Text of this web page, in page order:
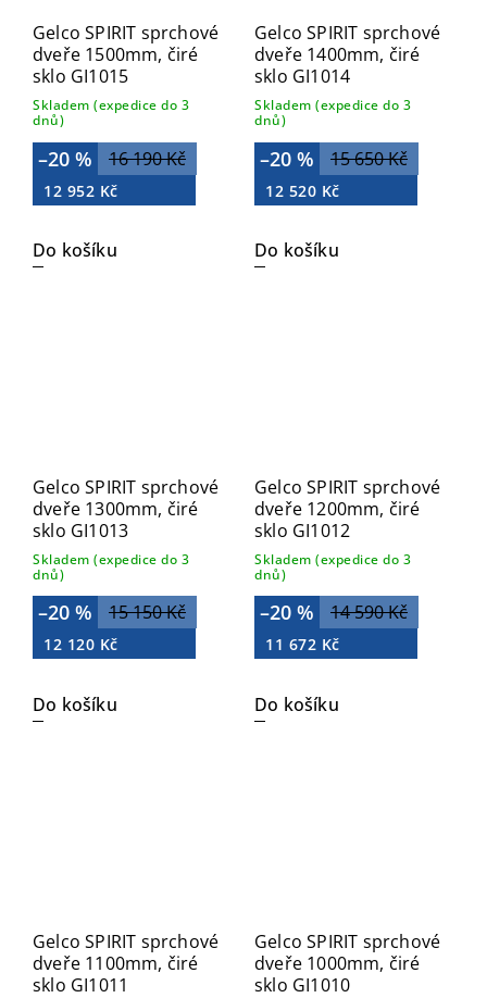
Gelco SPIRIT sprchové
dveře 1500mm, čiré
sklo GI1015
Skladem (expedice do 3
dnů)
16 190 Kč
–20 %
12 952 Kč
Do košíku
Gelco SPIRIT sprchové
dveře 1400mm, čiré
sklo GI1014
Skladem (expedice do 3
dnů)
15 650 Kč
–20 %
12 520 Kč
Do košíku
Gelco SPIRIT sprchové
dveře 1300mm, čiré
sklo GI1013
Skladem (expedice do 3
dnů)
15 150 Kč
–20 %
12 120 Kč
Do košíku
Gelco SPIRIT sprchové
dveře 1200mm, čiré
sklo GI1012
Skladem (expedice do 3
dnů)
14 590 Kč
–20 %
11 672 Kč
Do košíku
Gelco SPIRIT sprchové
dveře 1100mm, čiré
sklo GI1011
Gelco SPIRIT sprchové
dveře 1000mm, čiré
sklo GI1010